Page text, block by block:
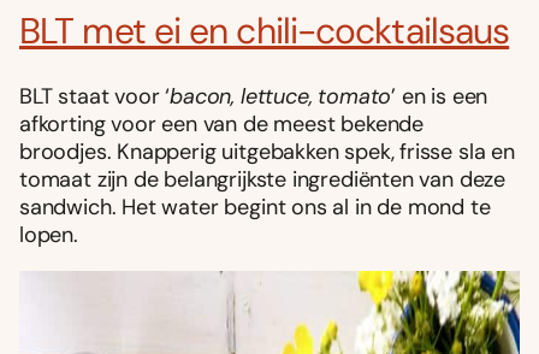
BLT met ei en chili-cocktailsaus
BLT staat voor ‘bacon, lettuce, tomato’ en is een
afkorting voor een van de meest bekende
broodjes. Knapperig uitgebakken spek, frisse sla en
tomaat zijn de belangrijkste ingrediënten van deze
sandwich. Het water begint ons al in de mond te
lopen.